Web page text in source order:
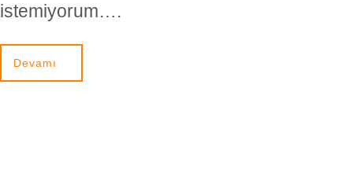
istemiyorum….
Devamı